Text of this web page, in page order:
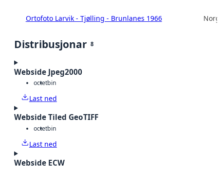
Ortofoto Larvik - Tjølling - Brunlanes 1966
Distribusjonar 8
Webside Jpeg2000
octetbin
Last ned
Webside Tiled GeoTIFF
octetbin
Last ned
Webside ECW